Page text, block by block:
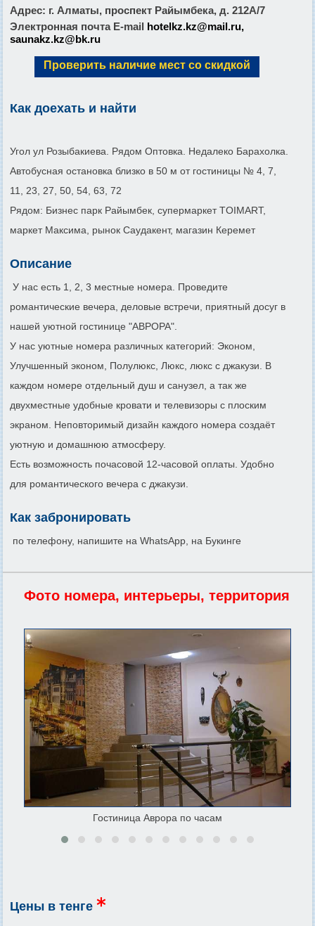
Адрес: г. Алматы, проспект Райымбека, д. 212А/7
Электронная почта E-mail hotelkz.kz@mail.ru,
saunakz.kz@bk.ru
Проверить наличие мест со скидкой
Как доехать и найти
Угол ул Розыбакиева. Рядом Оптовка. Недалеко Барахолка.
Автобусная остановка близко в 50 м от гостиницы № 4, 7,
11, 23, 27, 50, 54, 63, 72
Рядом: Бизнес парк Райымбек, супермаркет TOIMART,
маркет Максима, рынок Саудакент, магазин Керемет
Описание
У нас есть 1, 2, 3 местные номера. Проведите
романтические вечера, деловые встречи, приятный досуг в
нашей уютной гостинице "АВРОРА".
У нас уютные номера различных категорий: Эконом,
Улучшенный эконом, Полулюкс, Люкс, люкс с джакузи. В
каждом номере отдельный душ и санузел, а так же
двухместные удобные кровати и телевизоры с плоским
экраном. Неповторимый дизайн каждого номера создаёт
уютную и домашнюю атмосферу.
Есть возможность почасовой 12-часовой оплаты. Удобно
для романтического вечера с джакузи.
Как забронировать
по телефону, напишите на WhatsApp, на Букинге
Фото номера, интерьеры, территория
Гостиница Аврора по часам
Цены в тенге